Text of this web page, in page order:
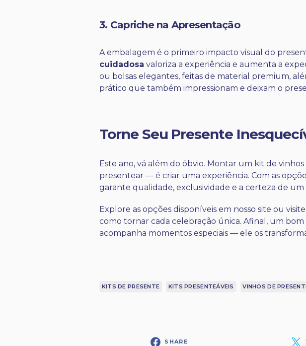
3. Capriche na Apresentação
A embalagem é o primeiro impacto visual do
cuidadosa valoriza a experiência e aumenta a
ou bolsas elegantes, feitas de material premium,
prático que também impressionam e deixam o
Torne Seu Presente
Este ano, vá além do óbvio. Montar um kit de
presentear — é criar uma experiência. Com as
garante qualidade, exclusividade e a certeza de
Explore as opções disponíveis em nosso site ou
como tornar cada celebração única. Afinal, um bom
acompanha momentos especiais — ele os
KITS DE PRESENTE KITS PRESENTEÁVEIS VINHOS DE
SHARE